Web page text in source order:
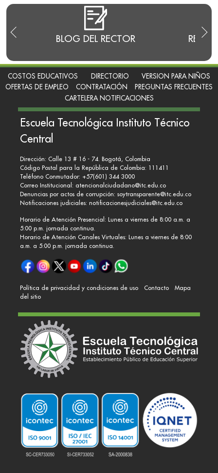
BLOG DEL RECTOR
COSTOS EDUCATIVOS DIRECTORIO
VERSION PARA NIÑOS
OFERTAS DE EMPLEO
CONTRATACIÓN
PREGUNTAS FRECUENTES
CARTELERA NOTIFICACIONES
Escuela Tecnológica Instituto Técnico
Central
Dirección: Calle 13 # 16 - 74. Bogotá, Colombia
Código Postal para la República de Colombia: 111411
Teléfono Conmutador: +57(601) 344 3000
Correo Institucional: atencionalciudadano@itc.edu.co
Denuncias por actos de corrupción: soytransparente@itc.edu.co
Notificaciones judiciales: notificacionesjudiciales@itc.edu.co
Horario de Atención Presencial: Lunes a viernes de 8:00 a.m. a
5:00 p.m. jornada continua.
Horario de Atención Canales Virtuales: Lunes a viernes de 8:00
a.m. a 5:00 p.m. jornada continua.
Política de privacidad y condiciones de uso Contacto
Mapa
del sitio